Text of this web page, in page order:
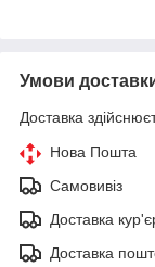
Умови
Доставка
Нова Пошта
Самовивіз
Доставка
Доставка